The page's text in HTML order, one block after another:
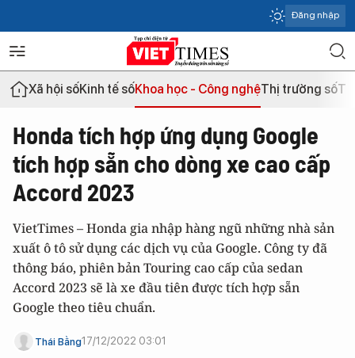
Đăng nhập
Xã hội sốKinh tế sốKhoa học - Công nghệThị trường số
Honda tích hợp ứng dụng Google
tích hợp sẵn cho dòng xe cao cấp
Accord 2023
VietTimes – Honda gia nhập hàng ngũ những nhà sản
xuất ô tô sử dụng các dịch vụ của Google. Công ty đã
thông báo, phiên bản Touring cao cấp của sedan
Accord 2023 sẽ là xe đầu tiên được tích hợp sẵn
Google theo tiêu chuẩn.
Thái Bằng17/12/2022 03:01